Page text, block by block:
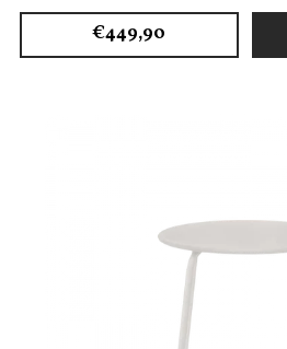
€449,90